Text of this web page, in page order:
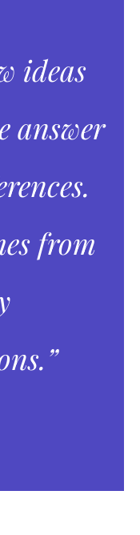
ideas
answer
from